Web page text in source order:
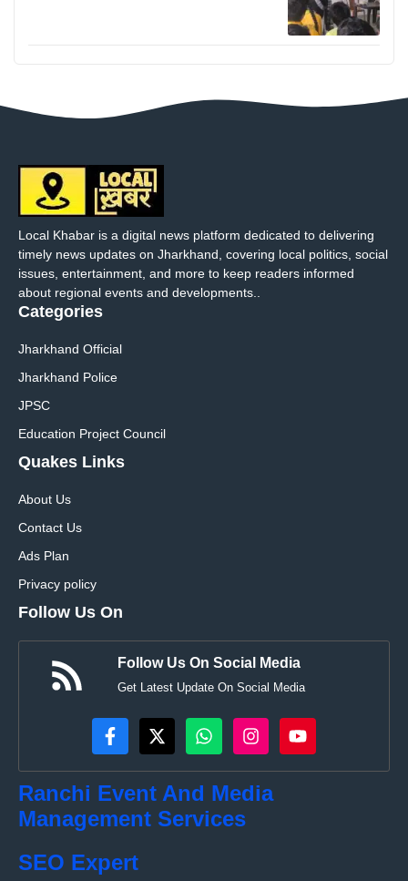
Local Khabar is a digital news platform dedicated to delivering
timely news updates on Jharkhand, covering local politics, social
issues, entertainment, and more to keep readers informed
about regional events and developments..
Categories
Jharkhand Official
Jharkhand Police
JPSC
Education Project Council
Quakes Links
About Us
Contact Us
Ads Plan
Privacy policy
Follow Us On
Follow Us On Social Media
Get Latest Update On Social Media
Ranchi Event And Media
Management Services
SEO Expert